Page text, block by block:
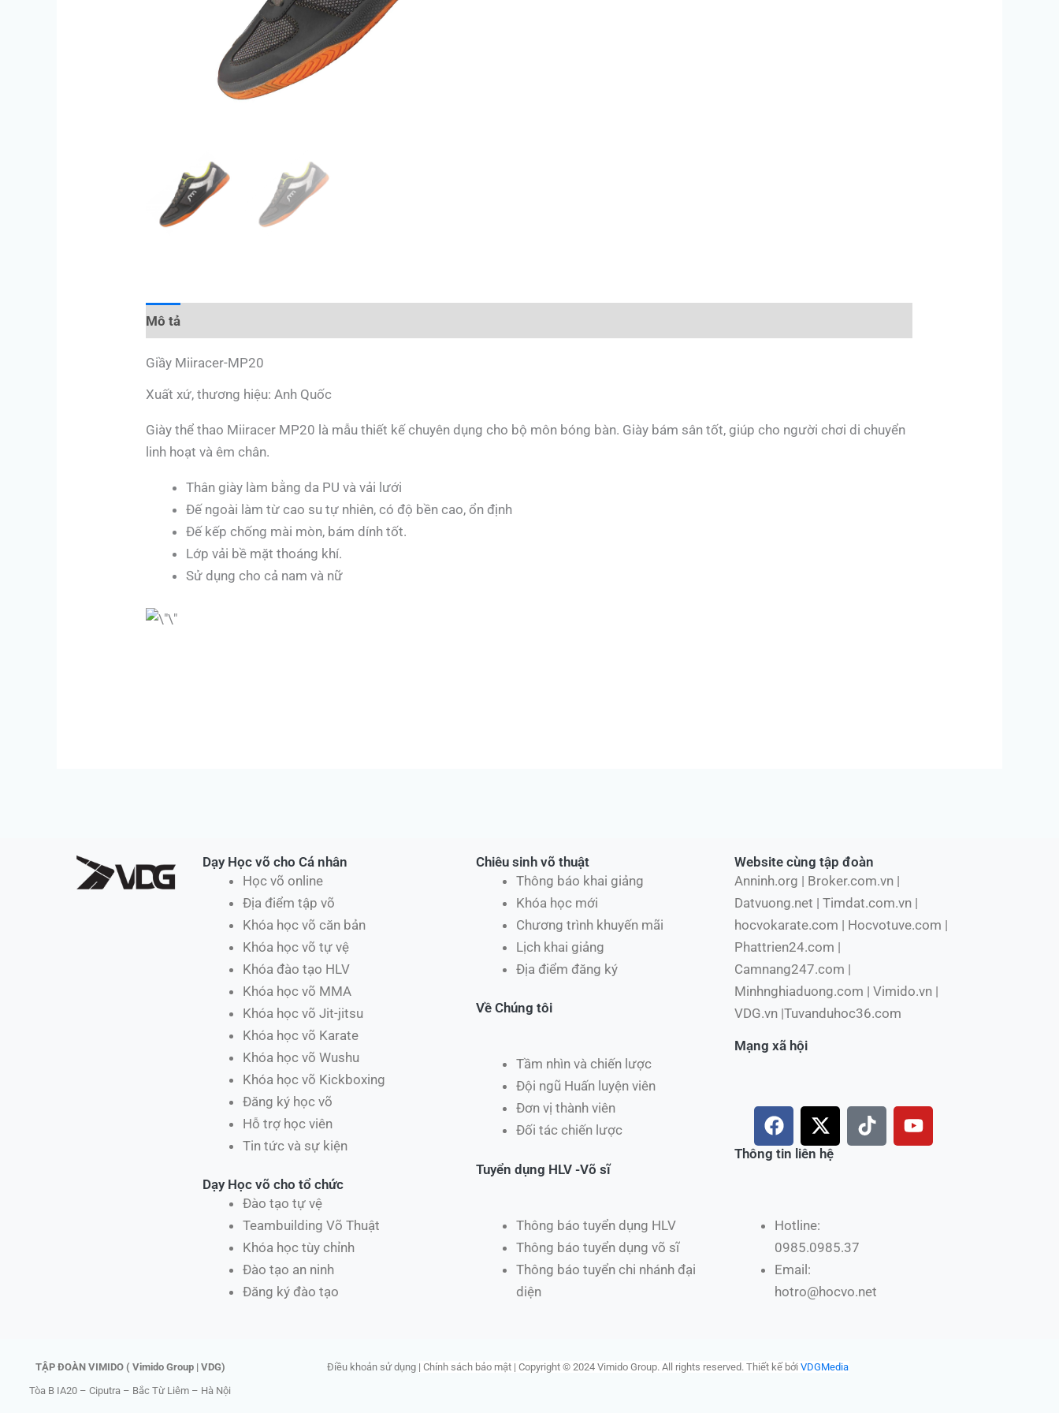
Mô tả
Giầy Miiracer-MP20
Xuất xứ, thương hiệu: Anh Quốc
Giày thể thao Miiracer MP20 là mẫu thiết kế chuyên dụng cho bộ môn bóng bàn. Giày bám sân tốt, giúp cho người chơi di chuyển
linh hoạt và êm chân.
Thân giày làm bằng da PU và vải lưới
Đế ngoài làm từ cao su tự nhiên, có độ bền cao, ổn định
Đế kếp chống mài mòn, bám dính tốt.
Lớp vải bề mặt thoáng khí.
Sử dụng cho cả nam và nữ
Dạy Học võ cho Cá nhân
Học võ online
Địa điểm tập võ
Khóa học võ căn bản
Khóa học võ tự vệ
Khóa đào tạo HLV
Khóa học võ MMA
Khóa học võ Jit-jitsu
Khóa học võ Karate
Khóa học võ Wushu
Khóa học võ Kickboxing
Đăng ký học võ
Hỗ trợ học viên
Tin tức và sự kiện
Dạy Học võ cho tổ chức
Đào tạo tự vệ
Teambuilding Võ Thuật
Khóa học tùy chỉnh
Đào tạo an ninh
Đăng ký đào tạo
Chiêu sinh võ thuật
Thông báo khai giảng
Khóa học mới
Chương trình khuyến mãi
Lịch khai giảng
Địa điểm đăng ký
Về Chúng tôi
Tầm nhìn và chiến lược
Đội ngũ Huấn luyện viên
Đơn vị thành viên
Đối tác chiến lược
Tuyển dụng HLV -Võ sĩ
Thông báo tuyển dụng HLV
Thông báo tuyển dụng võ sĩ
Thông báo tuyển chi nhánh đại
diện
Website cùng tập đoàn
Anninh.org | Broker.com.vn |
Datvuong.net | Timdat.com.vn |
hocvokarate.com | Hocvotuve.com |
Phattrien24.com |
Camnang247.com |
Minhnghiaduong.com | Vimido.vn |
VDG.vn |Tuvanduhoc36.com
Hotline:
0985.0985.37
Email:
hotro@hocvo.net
Mạng xã hội
F
a
c
o
k
X
-
t
t
e
T
i
Y
o
Thông tin liên hệ
TẬP ĐOÀN VIMIDO ( Vimido Group | VDG)
Tòa B IA20 – Ciputra – Bắc Từ Liêm – Hà Nội
Điều khoản sử dụng | Chính sách bảo mật | Copyright © 2024 Vimido Group. All rights reserved. Thiết kế bởi VDGMedia